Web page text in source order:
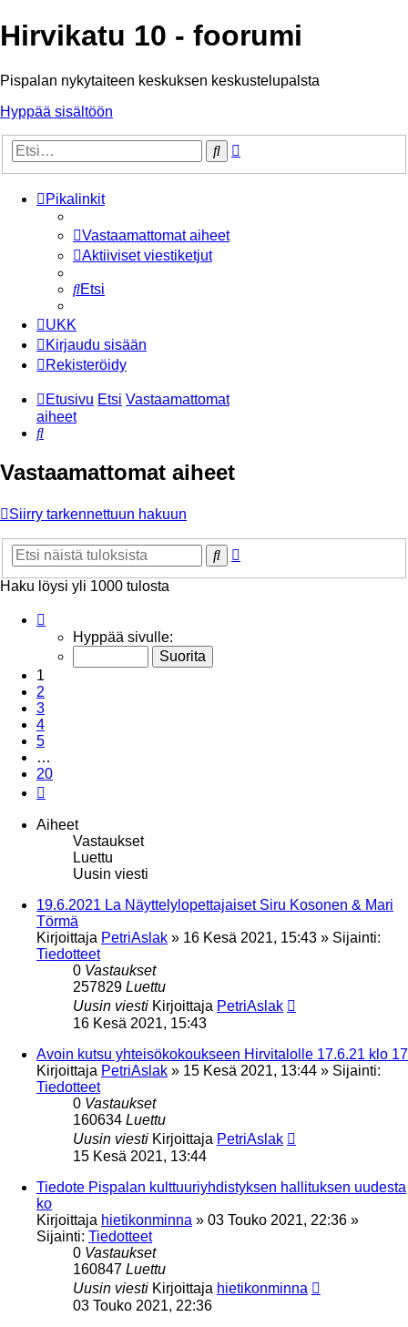
Hirvikatu 10 - foorumi
Pispalan nykytaiteen keskuksen keskustelupalsta
Hyppää sisältöön
Etsi
Pikalinkit
Vastaamattomat aiheet
Aktiiviset viestiketjut
Etsi
UKK
Kirjaudu sisään
Rekisteröidy
Etusivu Etsi Vastaamattomat
aiheet
Etsi
Vastaamattomat aiheet
Siirry tarkennettuun hakuun
Etsi
Haku löysi yli 1000 tulosta
20 Hyppää sivulle:
1
2
3
4
5
…
20
Aiheet
Vastaukset
Luettu
Uusin viesti
19.6.2021 La Näyttelylopettajaiset Siru Kosonen & Mari
Törmä
Kirjoittaja PetriAslak » 16 Kesä 2021, 15:43 » Sijainti:
Tiedotteet
0 Vastaukset
257829 Luettu
Uusin viesti Kirjoittaja PetriAslak
16 Kesä 2021, 15:43
Avoin kutsu yhteisökokoukseen Hirvitalolle 17.6.21 klo 17
Kirjoittaja PetriAslak » 15 Kesä 2021, 13:44 » Sijainti:
Tiedotteet
0 Vastaukset
160634 Luettu
Uusin viesti Kirjoittaja PetriAslak
15 Kesä 2021, 13:44
Tiedote Pispalan kulttuuriyhdistyksen hallituksen uudesta
ko
Kirjoittaja hietikonminna » 03 Touko 2021, 22:36 »
Sijainti: Tiedotteet
0 Vastaukset
160847 Luettu
Uusin viesti Kirjoittaja hietikonminna
03 Touko 2021, 22:36